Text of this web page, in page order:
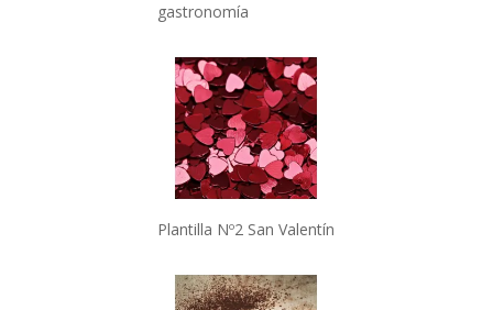
gastronomía
Plantilla Nº2 San Valentín